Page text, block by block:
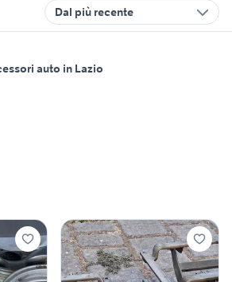
Dal più recente
auto in Lazio